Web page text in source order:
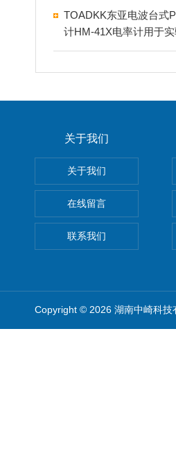
TOADKK东亚电波台式
计HM-41X电率计用于
室
关于我们
关于我们
在线留言
联系我们
Copyright © 2026 湖南中崎科技